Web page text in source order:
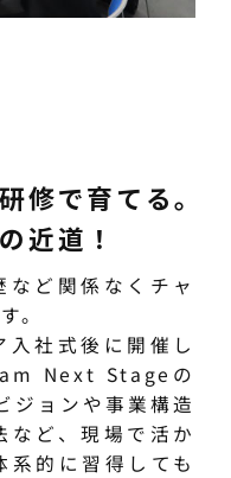
修で育てる。
近道！
ど関係なくチャ
。
社式後に開催し
Next Stageの
ジョンや事業構造
など、現場で活か
的に習得しても